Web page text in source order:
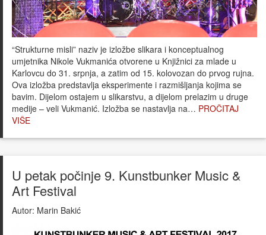
“Strukturne misli” naziv je izložbe slikara i konceptualnog
umjetnika Nikole Vukmanića otvorene u Knjižnici za mlade u
Karlovcu do 31. srpnja, a zatim od 15. kolovozan do prvog rujna.
Ova izložba predstavlja eksperimente i razmišljanja kojima se
bavim. Dijelom ostajem u slikarstvu, a dijelom prelazim u druge
medije – veli Vukmanić. Izložba se nastavlja na… PROČITAJ
VIŠE
U petak počinje 9. Kunstbunker Music &
Art Festival
Autor: Marin Bakić